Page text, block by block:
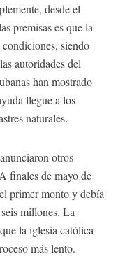
desde el
premisas es que la
siendo
autoridades del
han mostrado
llegue a los
naturales.
otros
finales de mayo de
primer monto y debía
millones. La
la iglesia católica
más lento.